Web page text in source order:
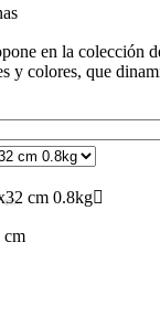
en la colección
y colores, que
cm 0.8kg